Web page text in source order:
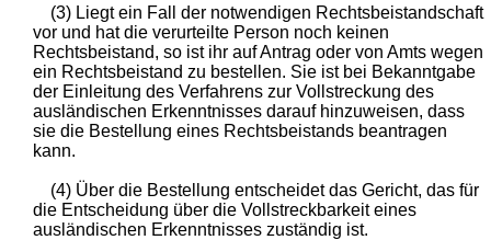
(3) Liegt ein Fall der notwendigen Rechtsbeistandschaft
vor und hat die verurteilte Person noch keinen
Rechtsbeistand, so ist ihr auf Antrag oder von Amts wegen
ein Rechtsbeistand zu bestellen. Sie ist bei Bekanntgabe
der Einleitung des Verfahrens zur Vollstreckung des
ausländischen Erkenntnisses darauf hinzuweisen, dass
sie die Bestellung eines Rechtsbeistands beantragen
kann.
(4) Über die Bestellung entscheidet das Gericht, das für
die Entscheidung über die Vollstreckbarkeit eines
ausländischen Erkenntnisses zuständig ist.